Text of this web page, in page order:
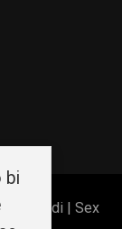
ljudi | Sex
bi